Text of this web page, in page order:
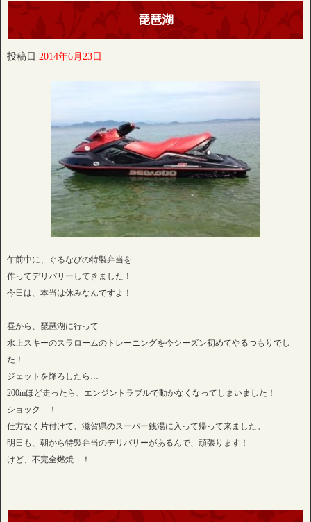
琵琶湖
投稿日 2014年6月23日
午前中に、ぐるなびの特製弁当を
作ってデリバリーしてきました！
今日は、本当は休みなんですよ！
昼から、琵琶湖に行って
水上スキーのスラロームのトレーニングを今シーズン初めてやるつもりでし
た！
ジェットを降ろしたら…
200mほど走ったら、エンジントラブルで動かなくなってしまいました！
ショック…！
仕方なく片付けて、滋賀県のスーパー銭湯に入って帰って来ました。
明日も、朝から特製弁当のデリバリーがあるんで、頑張ります！
けど、不完全燃焼…！